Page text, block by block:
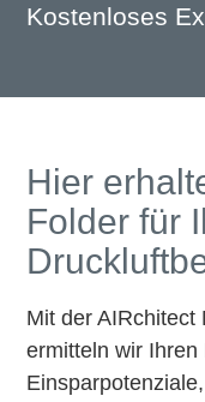
Kostenloses
Hier
Folder für
Mit der AIRchitect
ermitteln wir